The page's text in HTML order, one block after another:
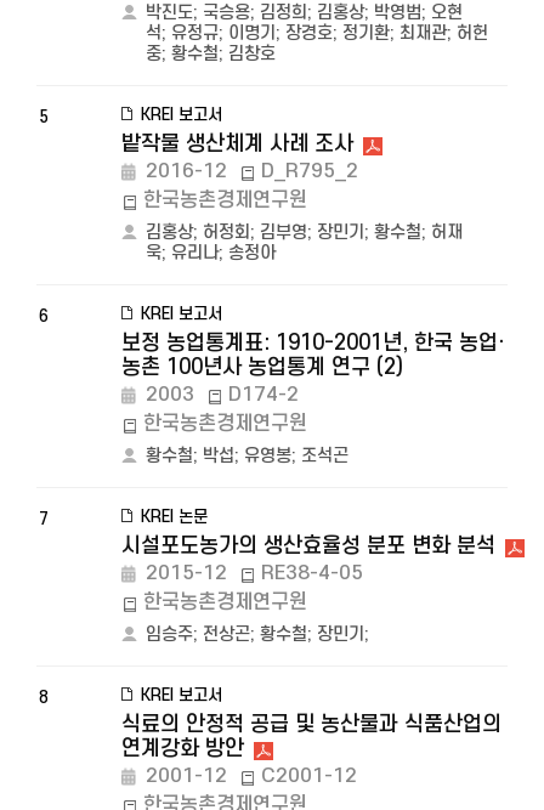
박진도; 국승용; 김정희 ; 김홍상; 박영범; 오현
석; 유정규; 이명기 ; 장경호; 정기환; 최재관; 허헌
중; 황수철; 김창호
5 KREI 보고서
밭작물 생산체계 사례 조사
2016-12
D_R795_2
한국농촌경제연구원
김홍상; 허정회 ; 김부영; 장민기 ; 황수철; 허재
욱; 유리나; 송정아
6 KREI 보고서
보정 농업통계표: 1910-2001년, 한국 농업·
농촌 100년사 농업통계 연구 (2)
2003
D174-2
한국농촌경제연구원
황수철; 박섭; 유영봉; 조석곤
7 KREI 논문
시설포도농가의 생산효율성 분포 변화 분석
2015-12
RE38-4-05
한국농촌경제연구원
임승주; 전상곤; 황수철; 장민기 ;
8 KREI 보고서
식료의 안정적 공급 및 농산물과 식품산업의
연계강화 방안
2001-12
C2001-12
한국농촌경제연구원